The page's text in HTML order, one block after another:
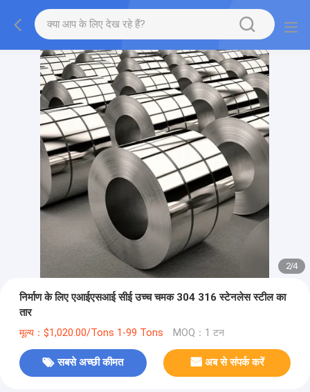
2/4
निर्माण के लिए एआईएसआई सीई उच्च चमक 304 316 स्टेनलेस स्टील का
तार
मूल्य：$1,020.00/Tons 1-99 Tons MOQ：1 टन
सबसे अच्छी कीमत अब से संपर्क करें